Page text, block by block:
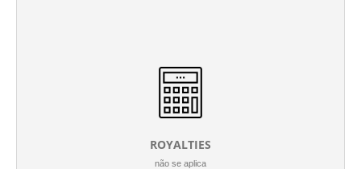
ROYALTIES
não se aplica